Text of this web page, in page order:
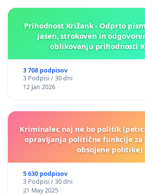
Prihodnost Križank - Odprto
jasen, strokoven in
oblikovanju prihodnosti
3 708 podpisov
3 Podpisi / 30 dni
12 Jan 2026
Kriminalec naj ne bo politik
opravljanja politične funkcije za
obsojene politike)
5 630 podpisov
3 Podpisi / 30 dni
21 May 2025